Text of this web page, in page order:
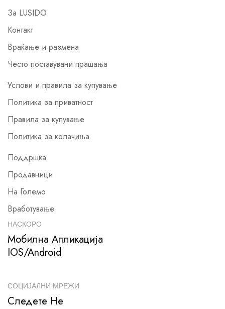
За LUSIDO
Контакт
Враќање и размена
Често поставувани прашања
Услови и правила за купување
Политика за приватност
Правила за купување
Политика за колачиња
Поддршка
Продавници
На Големо
Вработување
НАСКОРО
Мобилна Апликација
IOS/Android
СОЦИЈАЛНИ МРЕЖИ
Следете Не